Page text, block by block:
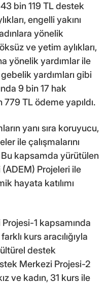
bin 119 TL destek
engelli yakını
yönelik
ve yetim aylıkları,
yönelik yardımlar ile
yardımları gibi
9 bin 17 hak
TL ödeme yapıldı.
yanı sıra koruyucu,
ile çalışmalarını
kapsamda yürütülen
Projeleri ile
hayata katılımı
1 kapsamında
kurs aracılığıyla
destek
Merkezi Projesi-2
ve kadın, 31 kurs ile